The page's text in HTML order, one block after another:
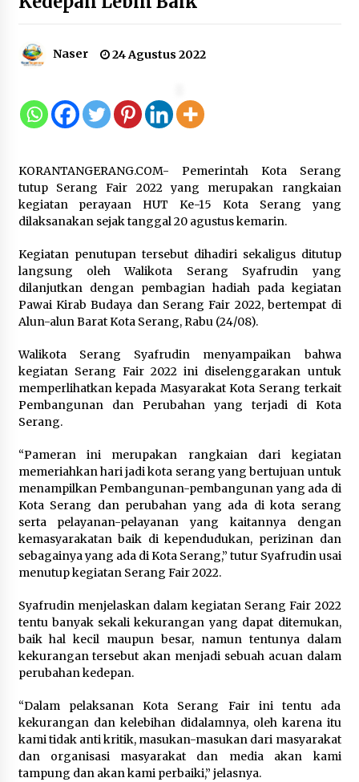
Publik Tetap Berjalan
12 Coklat Terbaik dan Enak di
8 Agustus 2026
9 Kopi Botol Terbaik yang Praktis
untuk Menemani Aktivitas
8 Agustus 2026
Kemenpar Turut Perkuat
Pengembangan KEK Samota
sebagai Destinasi Wisata Bahari
Festival Lembah Baliem Perkuat
Ekonomi Masyarakat Papua
Pegunungan
8 Agustus 2026
Bakteri Yogurt, Kenali Manfaatnya
untuk Kesehatan Pencernaan
8 Agustus 2026
Perawatan PCOS yang Efektif untuk
Menjaga Kesuburan
8 Agustus 2026
Naser 24 Agustus 2022
KORANTANGERANG.COM- Pemerintah Kota Serang
tutup Serang Fair 2022 yang merupakan rangkaian
kegiatan perayaan HUT Ke-15 Kota Serang yang
dilaksanakan sejak tanggal 20 agustus kemarin.
Kegiatan penutupan tersebut dihadiri sekaligus ditutup
langsung oleh Walikota Serang Syafrudin yang
dilanjutkan dengan pembagian hadiah pada kegiatan
Pawai Kirab Budaya dan Serang Fair 2022, bertempat di
Alun-alun Barat Kota Serang, Rabu (24/08).
Walikota Serang Syafrudin menyampaikan bahwa
kegiatan Serang Fair 2022 ini diselenggarakan untuk
memperlihatkan kepada Masyarakat Kota Serang terkait
Pembangunan dan Perubahan yang terjadi di Kota
Serang.
“Pameran ini merupakan rangkaian dari kegiatan
memeriahkan hari jadi kota serang yang bertujuan untuk
menampilkan Pembangunan-pembangunan yang ada di
Kota Serang dan perubahan yang ada di kota serang
serta pelayanan-pelayanan yang kaitannya dengan
kemasyarakatan baik di kependudukan, perizinan dan
sebagainya yang ada di Kota Serang,” tutur Syafrudin usai
menutup kegiatan Serang Fair 2022.
Syafrudin menjelaskan dalam kegiatan Serang Fair 2022
tentu banyak sekali kekurangan yang dapat ditemukan,
baik hal kecil maupun besar, namun tentunya dalam
kekurangan tersebut akan menjadi sebuah acuan dalam
perubahan kedepan.
“Dalam pelaksanan Kota Serang Fair ini tentu ada
kekurangan dan kelebihan didalamnya, oleh karena itu
kami tidak anti kritik, masukan-masukan dari masyarakat
dan organisasi masyarakat dan media akan kami
tampung dan akan kami perbaiki,” jelasnya.